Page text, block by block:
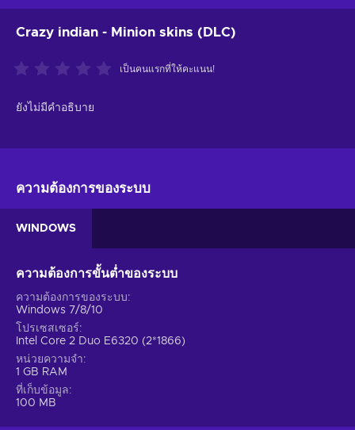
Crazy indian - Minion skins (DLC)
เป็นคนแรกที่ให้คะแนน!
ยังไม่มีคำอธิบาย
ความต้องการของระบบ
WINDOWS
ความต้องการขั้นต่ำของระบบ
ความต้องการของระบบ
Windows 7/8/10
โปรเซสเซอร์
Intel Core 2 Duo E6320 (2*1866)
หน่วยความจำ
1 GB RAM
ที่เก็บข้อมูล
100 MB